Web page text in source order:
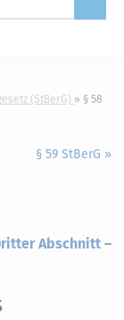
(StBerG)
§ 58
§ 59 StBerG »
Abschnitt –